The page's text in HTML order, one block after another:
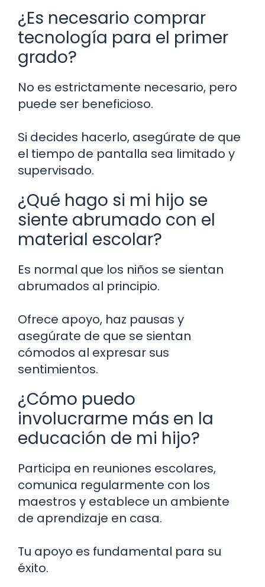
¿Es necesario comprar
tecnología para el primer
grado?
No es estrictamente necesario, pero
puede ser beneficioso.
Si decides hacerlo, asegúrate de que
el tiempo de pantalla sea limitado y
supervisado.
¿Qué hago si mi hijo se
siente abrumado con el
material escolar?
Es normal que los niños se sientan
abrumados al principio.
Ofrece apoyo, haz pausas y
asegúrate de que se sientan
cómodos al expresar sus
sentimientos.
¿Cómo puedo
involucrarme más en la
educación de mi hijo?
Participa en reuniones escolares,
comunica regularmente con los
maestros y establece un ambiente
de aprendizaje en casa.
Tu apoyo es fundamental para su
éxito.